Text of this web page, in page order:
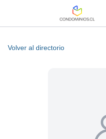
Volver al directorio